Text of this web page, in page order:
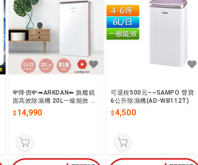
💸降價💸➡︎ARKDAN⬅︎ 旗艦鏡
面高效除濕機 20L一級能效 DH
Y-GB20P 可退稅1200元
14,990
可退稅500元~~SAMPO 聲寶
6公升除濕機(AD-WB112T)
4,500